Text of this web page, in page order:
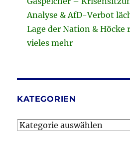
Analyse & AfD-Verbot
Lage der Nation & Höcke
vieles mehr
KATEGORIEN
Kategorien